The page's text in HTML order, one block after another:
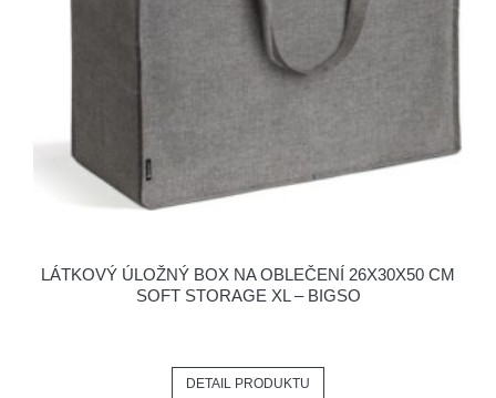
LÁTKOVÝ ÚLOŽNÝ BOX NA OBLEČENÍ 26X30X50 CM
SOFT STORAGE XL – BIGSO
DETAIL PRODUKTU